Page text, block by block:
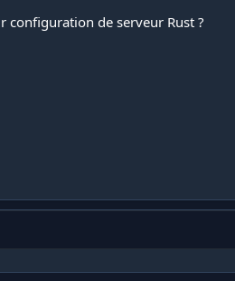
configuration de serveur Rust ?